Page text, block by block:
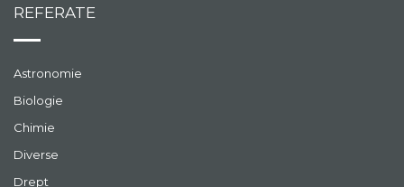
REFERATE
Astronomie
Biologie
Chimie
Diverse
Drept